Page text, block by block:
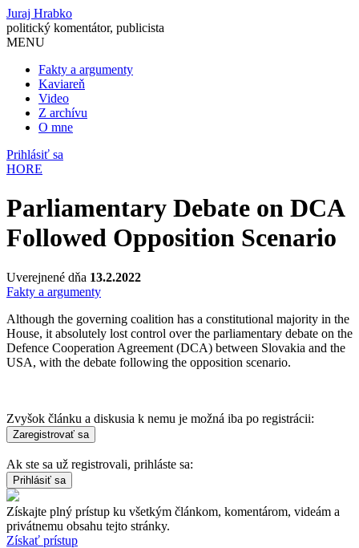
Juraj Hrabko
politický komentátor, publicista
MENU
Fakty a argumenty
Kaviareň
Video
Z archívu
O mne
Prihlásiť sa
HORE
Parliamentary Debate on DCA
Followed Opposition Scenario
Uverejnené dňa 13.2.2022
Fakty a argumenty
Although the governing coalition has a constitutional majority in the
House, it absolutely lost control over the parliamentary debate on the
Defence Cooperation Agreement (DCA) between Slovakia and the
USA, with the debate following the opposition scenario.
Zvyšok článku a diskusia k nemu je možná iba po registrácii:
Ak ste sa už registrovali, prihláste sa:
Získajte plný prístup ku všetkým článkom, komentárom, videám a
privátnemu obsahu tejto stránky.
Získať prístup